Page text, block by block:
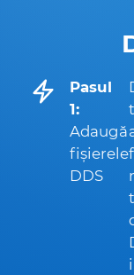
Pasul
1:
Adaugă
fișierele
DDS